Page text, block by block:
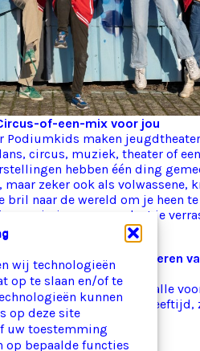
wij technologieën
op te slaan en/of te
kunnen
op deze site
uw toestemming
op bepaalde functies
of-een-mix voor jou
Podiumkids maken
circus, muziek, theater of
hebben één ding
zeker ook als volwassene,
bril naar de wereld om je heen
mensen: laat je
voorstellingen voor kinderen
je rondneuzen tussen alle
op een plaats, datum of leeftijd,
die je zoekt!